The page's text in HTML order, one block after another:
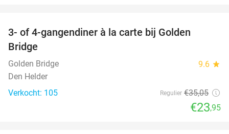
3- of 4-gangendiner à la carte bij Golden
Bridge
Golden Bridge 9.6 star
Den Helder
Verkocht: 105
Regulier €35,05
€23,95